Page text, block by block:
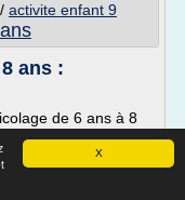
X
/ activite enfant 9
ans :
de 6 ans à 8
6 ans à 8 ans